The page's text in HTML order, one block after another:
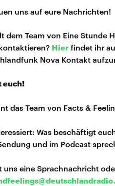
uns auf eure Nachrichten!
dem Team von Eine Stunde
Hier findet ihr
Nova Kontakt
euch!
das Team von Facts &
Was beschäftigt
und im Podcast
uns eine Sprachnachricht